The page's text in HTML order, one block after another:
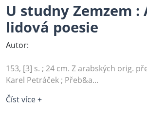
U studny Zemzem :
lidová poesie
Autor:
153, [3] s. ; 24 cm. Z arabských orig.
Karel Petráček ; Přeb&a...
Číst více +